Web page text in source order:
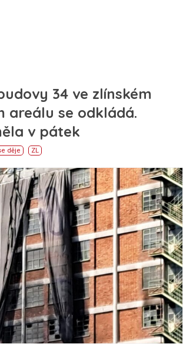
34 ve zlínském
areálu se odkládá.
v pátek
děje ZL